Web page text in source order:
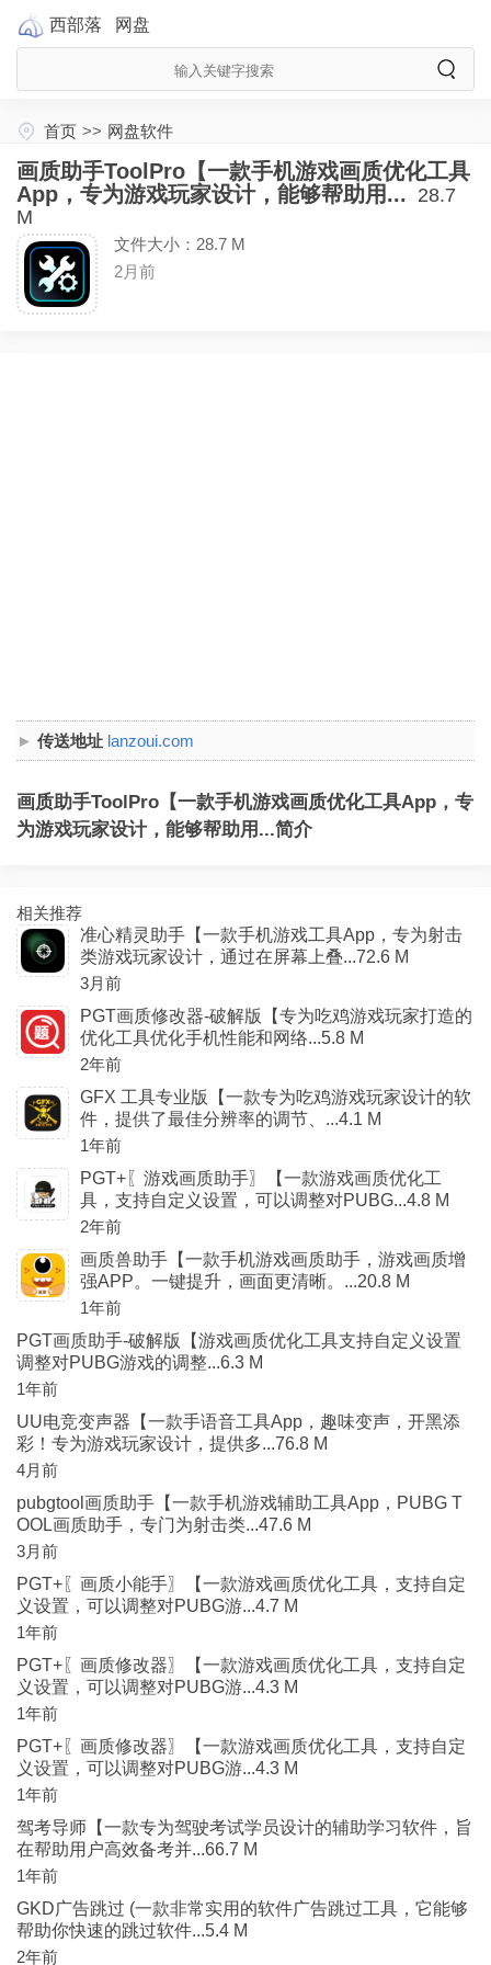
西部落 网盘
首页 >> 网盘软件
画质助手ToolPro【一款手机游戏画质优化工具
App，专为游戏玩家设计，能够帮助用... 28.7
M
文件大小：28.7 M
2月前
传送地址 lanzoui.com
画质助手ToolPro【一款手机游戏画质优化工具App，专
为游戏玩家设计，能够帮助用...简介
相关推荐
准心精灵助手【一款手机游戏工具App，专为射击
类游戏玩家设计，通过在屏幕上叠...72.6 M
3月前
PGT画质修改器-破解版【专为吃鸡游戏玩家打造的
优化工具优化手机性能和网络...5.8 M
2年前
GFX 工具专业版【一款专为吃鸡游戏玩家设计的软
件，提供了最佳分辨率的调节、...4.1 M
1年前
PGT+〖游戏画质助手〗【一款游戏画质优化工
具，支持自定义设置，可以调整对PUBG...4.8 M
2年前
画质兽助手【一款手机游戏画质助手，游戏画质增
强APP。一键提升，画面更清晰。...20.8 M
1年前
PGT画质助手-破解版【游戏画质优化工具支持自定义设置
调整对PUBG游戏的调整...6.3 M
1年前
UU电竞变声器【一款手语音工具App，趣味变声，开黑添
彩！专为游戏玩家设计，提供多...76.8 M
4月前
pubgtool画质助手【一款手机游戏辅助工具App，PUBG T
OOL画质助手，专门为射击类...47.6 M
3月前
PGT+〖画质小能手〗【一款游戏画质优化工具，支持自定
义设置，可以调整对PUBG游...4.7 M
1年前
PGT+〖画质修改器〗【一款游戏画质优化工具，支持自定
义设置，可以调整对PUBG游...4.3 M
1年前
PGT+〖画质修改器〗【一款游戏画质优化工具，支持自定
义设置，可以调整对PUBG游...4.3 M
1年前
驾考导师【一款专为驾驶考试学员设计的辅助学习软件，旨
在帮助用户高效备考并...66.7 M
1年前
GKD广告跳过 (一款非常实用的软件广告跳过工具，它能够
帮助你快速的跳过软件...5.4 M
2年前